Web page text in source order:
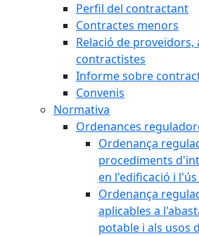
Perfil del contractant
Contractes menors
Relació de
contractistes
Informe sobre
Convenis
Normativa
Ordenances
Ordenança
procediments
en l'edificació i
Ordenança
aplicables a
potable i als usos